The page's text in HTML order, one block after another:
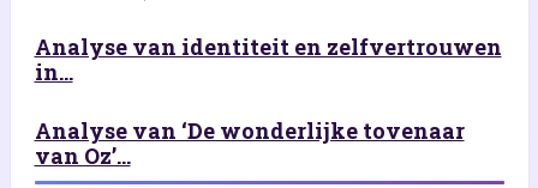
Analyse van identiteit en zelfvertrouwen
in...
Analyse van ‘De wonderlijke tovenaar
van Oz’...